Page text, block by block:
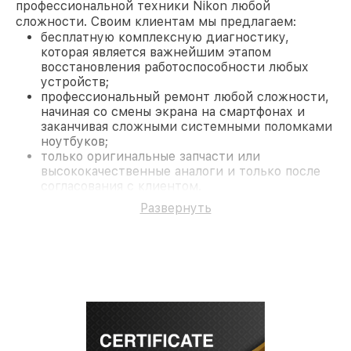
профессиональной техники Nikon любой
сложности. Своим клиентам мы предлагаем:
бесплатную комплексную диагностику,
которая является важнейшим этапом
восстановления работоспособности любых
устройств;
профессиональный ремонт любой сложности,
начиная со смены экрана на смартфонах и
заканчивая сложными системными поломками
ноутбуков;
только оригинальные запчасти или
высококачественные аналоги и только после
согласования с клиентом.
На все работы и замененные комплектующие
предоставляется длительная гарантия. В случае
современное оборудование и
Развернуть